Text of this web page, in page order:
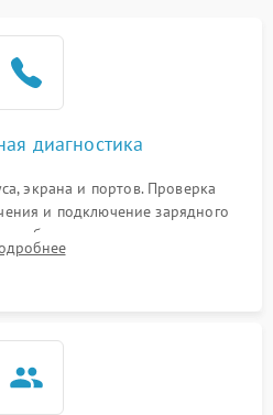
диагностика
экрана и портов. Проверка
и подключение зарядного
тока с помощью
для локализации проблемы.